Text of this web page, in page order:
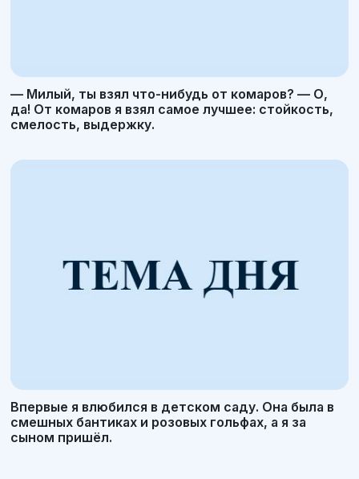
— Милый, ты взял что-нибудь от комаров? — О,
да! От комаров я взял самое лучшее: стойкость,
смелость, выдержку.
Впервые я влюбился в детском саду. Она была в
смешных бантиках и розовых гольфах, а я за
сыном пришёл.